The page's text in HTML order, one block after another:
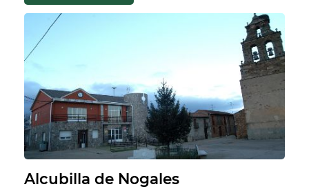
Alcubilla de Nogales